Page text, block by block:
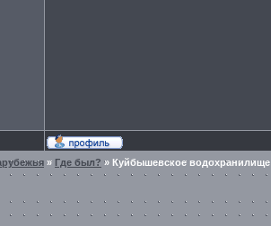
» Где был? » Куйбышевское водохранилище